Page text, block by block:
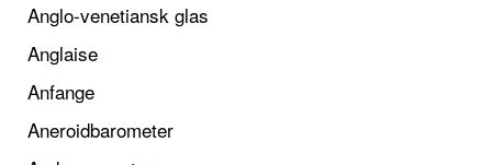
Anglo-venetiansk glas
Anglaise
Anfange
Aneroidbarometer